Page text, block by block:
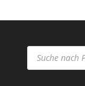
Products
search